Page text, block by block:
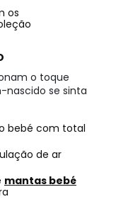
os
o toque
nascido se sinta
bebé com total
de ar
mantas bebé